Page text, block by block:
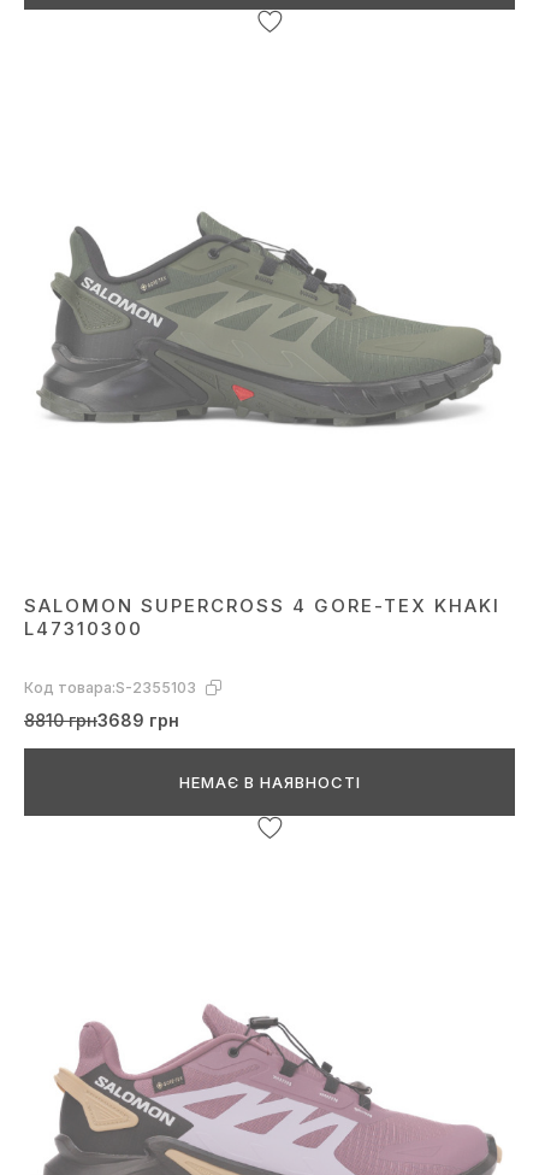
SALOMON SUPERCROSS 4 GORE-TEX KHAKI
L47310300
Код товара:S-2355103
8810 грн3689 грн
НЕМАЄ В НАЯВНОСТІ